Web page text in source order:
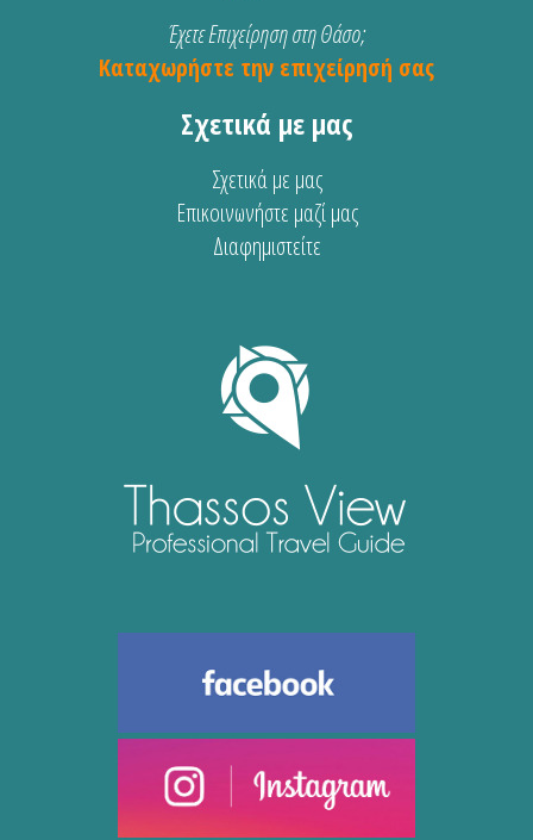
Έχετε Επιχείρηση στη Θάσο;
Καταχωρήστε την επιχείρησή σας
Σχετικά με μας
Σχετικά με μας
Επικοινωνήστε μαζί μας
Διαφημιστείτε